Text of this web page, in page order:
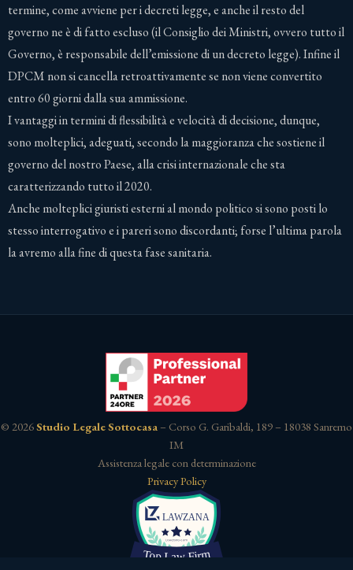
termine, come avviene per i decreti legge, e anche il resto del
governo ne è di fatto escluso (il Consiglio dei Ministri, ovvero tutto il
Governo, è responsabile dell’emissione di un decreto legge). Infine il
DPCM non si cancella retroattivamente se non viene convertito
entro 60 giorni dalla sua ammissione.
I vantaggi in termini di flessibilità e velocità di decisione, dunque,
sono molteplici, adeguati, secondo la maggioranza che sostiene il
governo del nostro Paese, alla crisi internazionale che sta
caratterizzando tutto il 2020.
Anche molteplici giuristi esterni al mondo politico si sono posti lo
stesso interrogativo e i pareri sono discordanti; forse l’ultima parola
la avremo alla fine di questa fase sanitaria.
© 2026Studio Legale Sottocasa – Corso G. Garibaldi, 189 – 18038 Sanremo
IM
Assistenza legale con determinazione
Privacy Policy